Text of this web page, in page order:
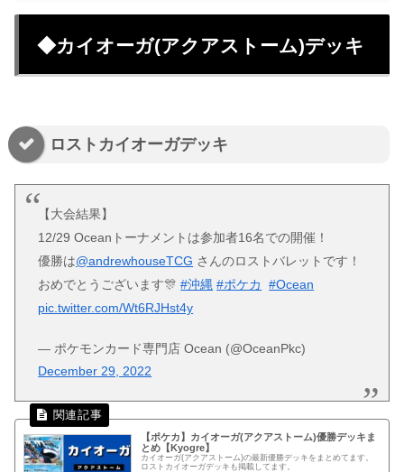
◆カイオーガ(アクアストーム)デッキ
ロストカイオーガデッキ
【大会結果】
12/29 Oceanトーナメントは参加者16名での開催！
優勝は@andrewhouseTCG さんのロストバレットです！
おめでとうございます🎊#沖縄 #ポケカ
#Ocean
pic.twitter.com/Wt6RJHst4y
— ポケモンカード専門店 Ocean (@OceanPkc)
December 29, 2022
【ポケカ】カイオーガ(アクアストーム)優勝デッキま
とめ【Kyogre】
カイオーガ(アクアストーム)の最新優勝デッキをまとめてます。
ロストカイオーガデッキも掲載してます。